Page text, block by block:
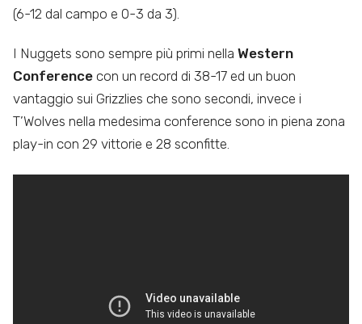
(6-12 dal campo e 0-3 da 3).
I Nuggets sono sempre più primi nella Western
Conference con un record di 38-17 ed un buon
vantaggio sui Grizzlies che sono secondi, invece i
T’Wolves nella medesima conference sono in piena zona
play-in con 29 vittorie e 28 sconfitte.